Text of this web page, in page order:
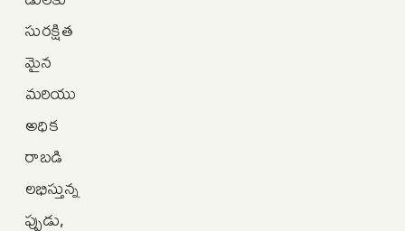
సురక్షిత
మైన
మరియు
అధిక
రాబడి
లభిస్తున్న
ప్పుడు,